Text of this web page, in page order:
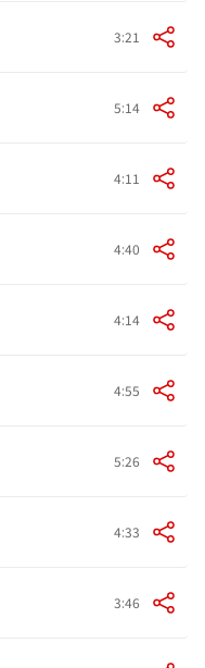
3:21
5:14
4:11
4:40
4:14
4:55
5:26
4:33
3:46